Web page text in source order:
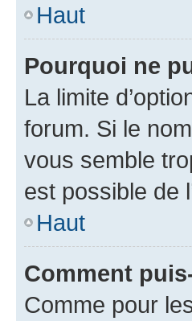
Haut
Pourquoi ne
La limite
forum. Si le
vous semble
est possible de
Haut
Comment
Comme pour